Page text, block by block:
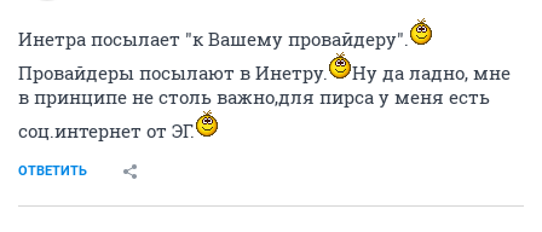
Инетра посылает "к Вашему провайдеру".
Провайдеры посылают в Инетру.
Ну да ладно, мне
в принципе не столь важно,для пирса у меня есть
соц.интернет от ЭГ.
ОТВЕТИТЬ